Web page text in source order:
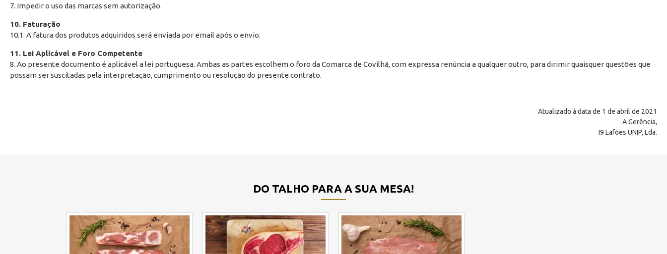
7. Impedir o uso das marcas sem autorização.
10. Faturação
10.1. A fatura dos produtos adquiridos será enviada por email após o envio.
11. Lei Aplicável e Foro Competente
8. Ao presente documento é aplicável a lei portuguesa. Ambas as partes escolhem o foro da Comarca de Covilhã, com expressa renúncia a qualquer outro, para dirimir quaisquer questões que
possam ser suscitadas pela interpretação, cumprimento ou resolução do presente contrato.
Atualizado à data de 1 de abril de 2021
A Gerência,
I9 Lafões UNIP, Lda.
DO TALHO PARA A SUA MESA!